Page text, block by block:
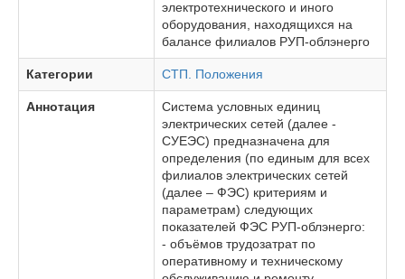
электротехнического и иного
оборудования, находящихся на
балансе филиалов РУП-облэнерго
Категории СТП. Положения
Аннотация
Система условных единиц
электрических сетей (далее -
СУЕЭС) предназначена для
определения (по единым для всех
филиалов электрических сетей
(далее – ФЭС) критериям и
параметрам) следующих
показателей ФЭС РУП-облэнерго:
- объёмов трудозатрат по
оперативному и техническому